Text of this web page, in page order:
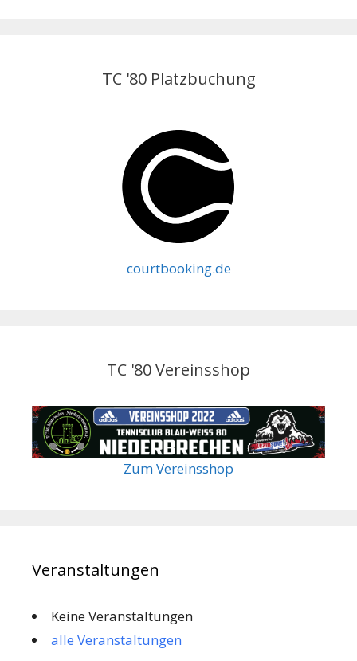
TC '80 Platzbuchung
courtbooking.de
TC '80 Vereinsshop
Zum Vereinsshop
Veranstaltungen
Keine Veranstaltungen
alle Veranstaltungen